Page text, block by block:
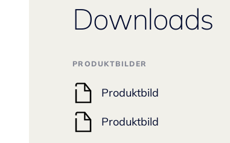
Downloads
PRODUKTBILDER
Produktbild
Produktbild